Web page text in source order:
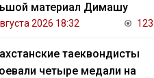
материал Димашу
2026 18:32 123
таеквондисты
четыре медали на